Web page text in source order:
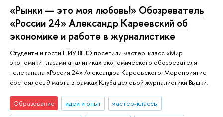
«Рынки — это моя любовь!» Обозреватель
«России 24» Александр Кареевский об
экономике и работе в журналистике
Студенты и гости НИУ ВШЭ посетили мастер-класс «Мир
экономики глазами аналитика» экономического обозревателя
телеканала «Россия 24» Александра Кареевского. Мероприятие
состоялось 9 марта в рамках Клуба деловой журналистики Вышки.
Образование идеи и опыт мастер-классы